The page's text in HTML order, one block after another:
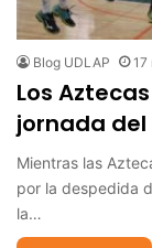
Blog UDLAP 17
Los
jornada del
Mientras las
por la despedida
la…